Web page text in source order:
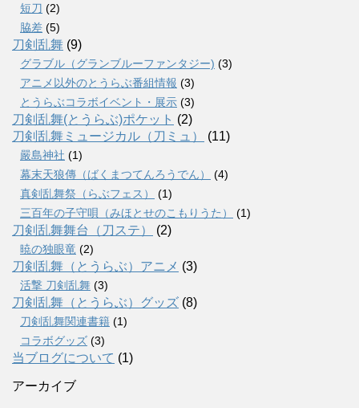
短刀 (2)
脇差 (5)
刀剣乱舞 (9)
グラブル（グランブルーファンタジー) (3)
アニメ以外のとうらぶ番組情報 (3)
とうらぶコラボイベント・展示 (3)
刀剣乱舞(とうらぶ)ポケット (2)
刀剣乱舞ミュージカル（刀ミュ）
(11)
嚴島神社 (1)
幕末天狼傳（ばくまつてんろうでん）
(4)
真剣乱舞祭（らぶフェス）
(1)
三百年の子守唄（みほとせのこもりうた）
(1)
刀剣乱舞舞台（刀ステ） (2)
暁の独眼竜 (2)
刀剣乱舞（とうらぶ）アニメ (3)
活撃 刀剣乱舞 (3)
刀剣乱舞（とうらぶ）グッズ (8)
刀剣乱舞関連書籍 (1)
コラボグッズ (3)
当ブログについて (1)
アーカイブ